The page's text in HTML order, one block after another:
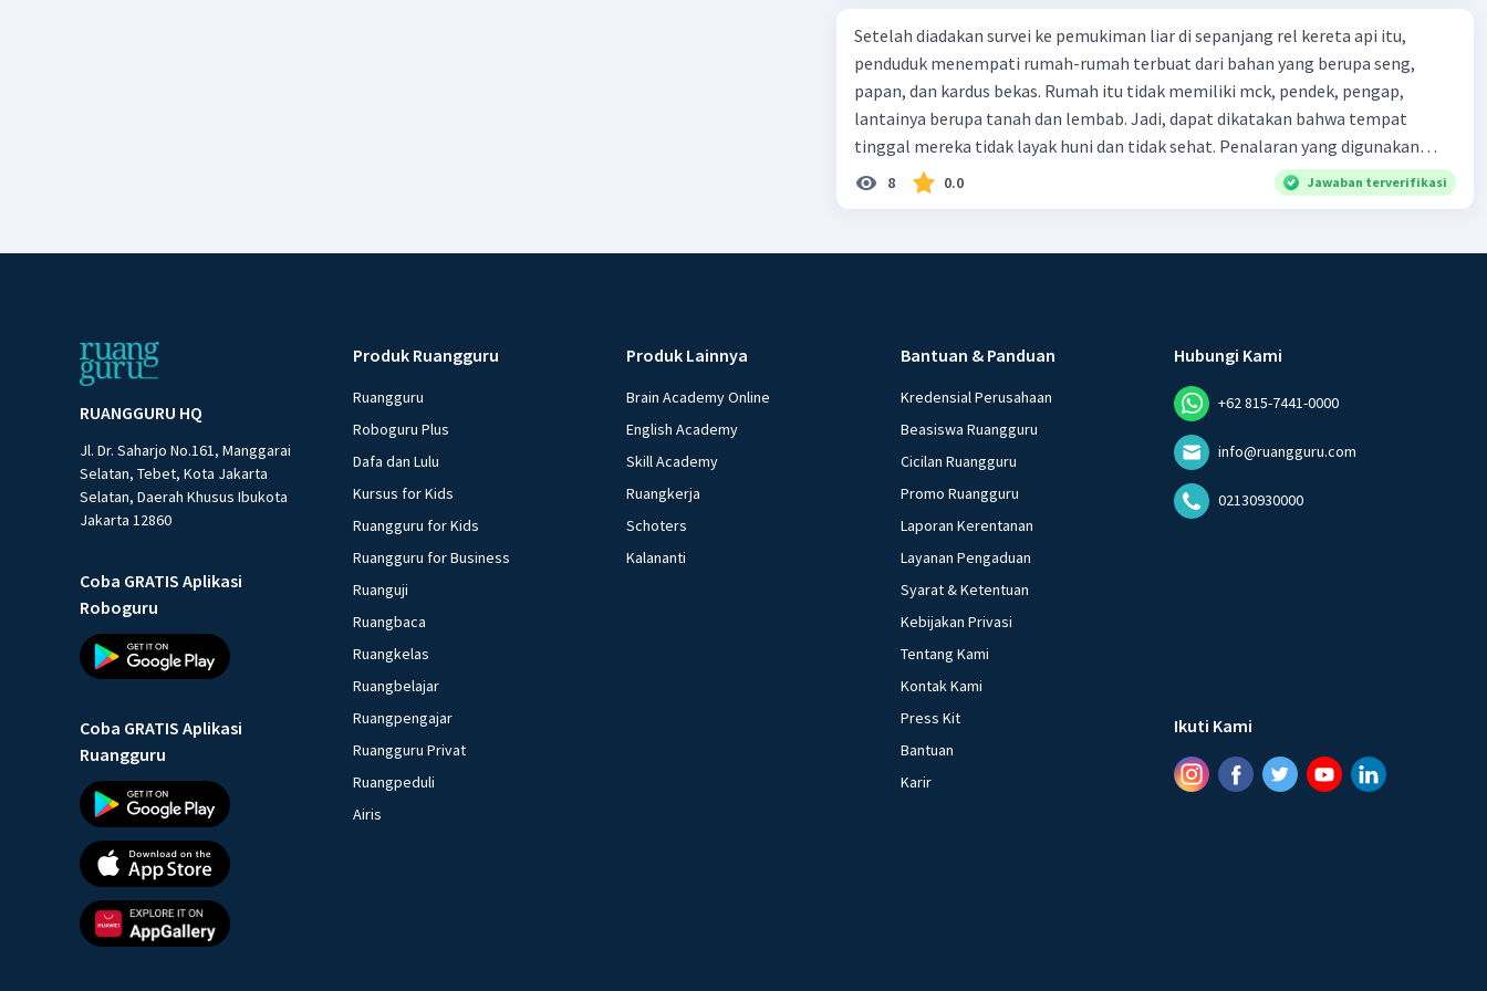
Setelah diadakan survei ke pemukiman liar di sepanjang rel kereta api itu,
penduduk menempati rumah-rumah terbuat dari bahan yang berupa seng,
papan, dan kardus bekas. Rumah itu tidak memiliki mck, pendek, pengap,
lantainya berupa tanah dan lembab. Jadi, dapat dikatakan bahwa tempat
tinggal mereka tidak layak huni dan tidak sehat. Penalaran yang digunakan
dalam paragraf tersebut adalah . . . .
8 0.0 Jawaban terverifikasi
RUANGGURU HQ
Jl. Dr. Saharjo No.161, Manggarai
Selatan, Tebet, Kota Jakarta
Selatan, Daerah Khusus Ibukota
Jakarta 12860
Coba GRATIS Aplikasi
Roboguru
Coba GRATIS Aplikasi
Ruangguru
Produk Ruangguru
Ruangguru
Roboguru Plus
Dafa dan Lulu
Kursus for Kids
Ruangguru for Kids
Ruangguru for Business
Ruanguji
Ruangbaca
Ruangkelas
Ruangbelajar
Ruangpengajar
Ruangguru Privat
Ruangpeduli
Airis
Produk Lainnya
Brain Academy Online
English Academy
Skill Academy
Ruangkerja
Schoters
Kalananti
Bantuan & Panduan
Kredensial Perusahaan
Beasiswa Ruangguru
Cicilan Ruangguru
Promo Ruangguru
Laporan Kerentanan
Layanan Pengaduan
Syarat & Ketentuan
Kebijakan Privasi
Tentang Kami
Kontak Kami
Press Kit
Bantuan
Karir
Hubungi Kami
+62 815-7441-0000
info@ruangguru.com
02130930000
Ikuti Kami